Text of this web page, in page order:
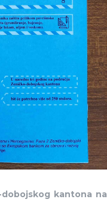
kantona na